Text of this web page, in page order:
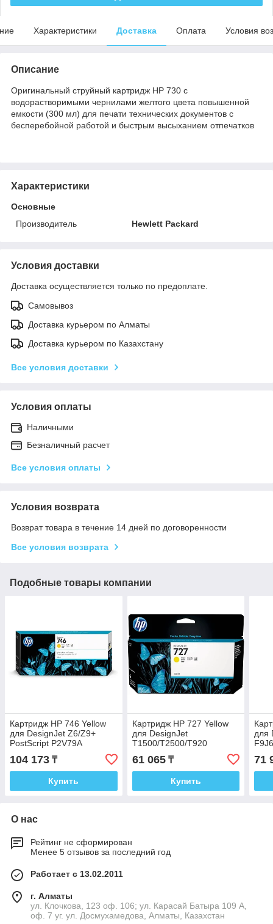
Характеристики Доставка Оплата Условия
Описание
Оригинальный струйный картридж HP 730 с
водорастворимыми чернилами желтого цвета повышенной
емкости (300 мл) для печати технических документов с
бесперебойной работой и быстрым высыханием отпечатков
Характеристики
Основные
Производитель
Hewlett Packard
Условия доставки
Доставка осуществляется только по предоплате.
Самовывоз
Доставка курьером по Алматы
Доставка курьером по Казахстану
Все условия доставки
Условия оплаты
Наличными
Безналичный расчет
Все условия оплаты
Условия возврата
Возврат товара в течение 14 дней по договоренности
Все условия возврата
Подобные товары компании
Картридж HP 746 Yellow
для DesignJet Z6/Z9+
PostScript P2V79A
104 173 ₸
Купить
Картридж HP 727 Yellow
для DesignJet
T1500/T2500/T920
61 065₸
Купить
для
71
О нас
Рейтинг не сформирован
Менее 5 отзывов за последний год
Работает с 13.02.2011
г. Алматы
ул. Клочкова, 123 оф. 106; ул. Карасай Батыра 109 А,
оф. 7 уг. ул. Досмухамедова, Алматы, Казахстан